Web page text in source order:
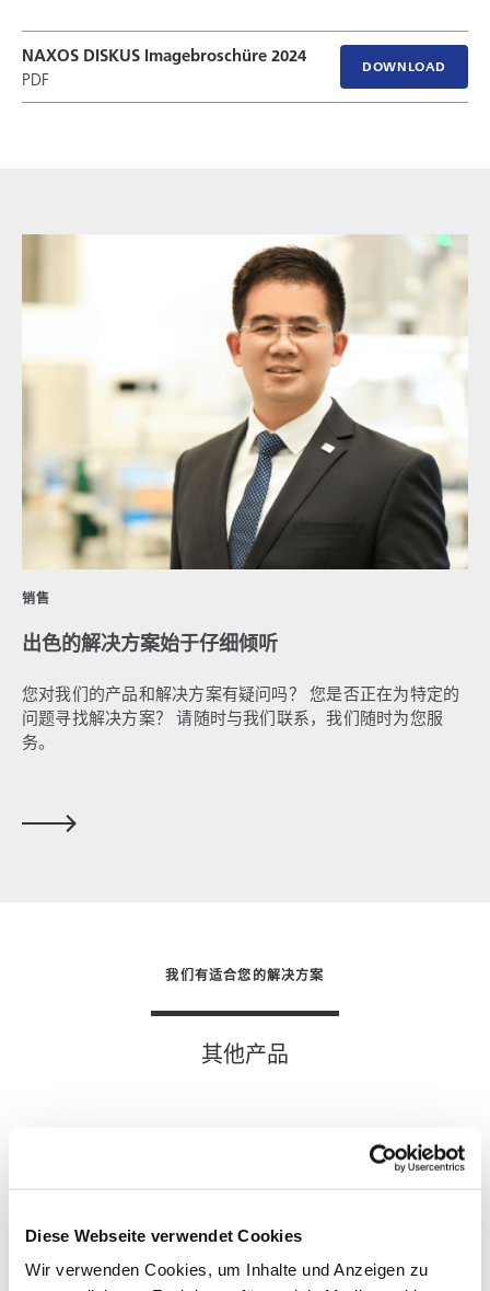
Diese Webseite verwendet Cookies
Wir verwenden Cookies, um Inhalte und Anzeigen zu
NAXOS DISKUS Imagebroschüre 2024
PDF
DOWNLOAD
销售
出色的解决方案始于仔细倾听
您对我们的产品和解决方案有疑问吗？ 您是否正在为特定的
问题寻找解决方案？ 请随时与我们联系，我们随时为您服
务。
我们有适合您的解决方案
其他产品